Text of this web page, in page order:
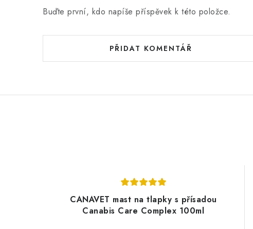
Buďte první, kdo napíše příspěvek k této položce.
PŘIDAT KOMENTÁŘ
CANAVET mast na tlapky s přísadou
Canabis Care Complex 100ml